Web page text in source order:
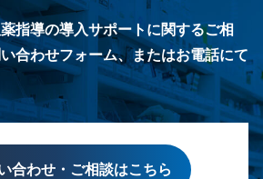
指導の導入サポートに関するご相
合わせフォーム、またはお電話にて
合わせ・ご相談はこちら